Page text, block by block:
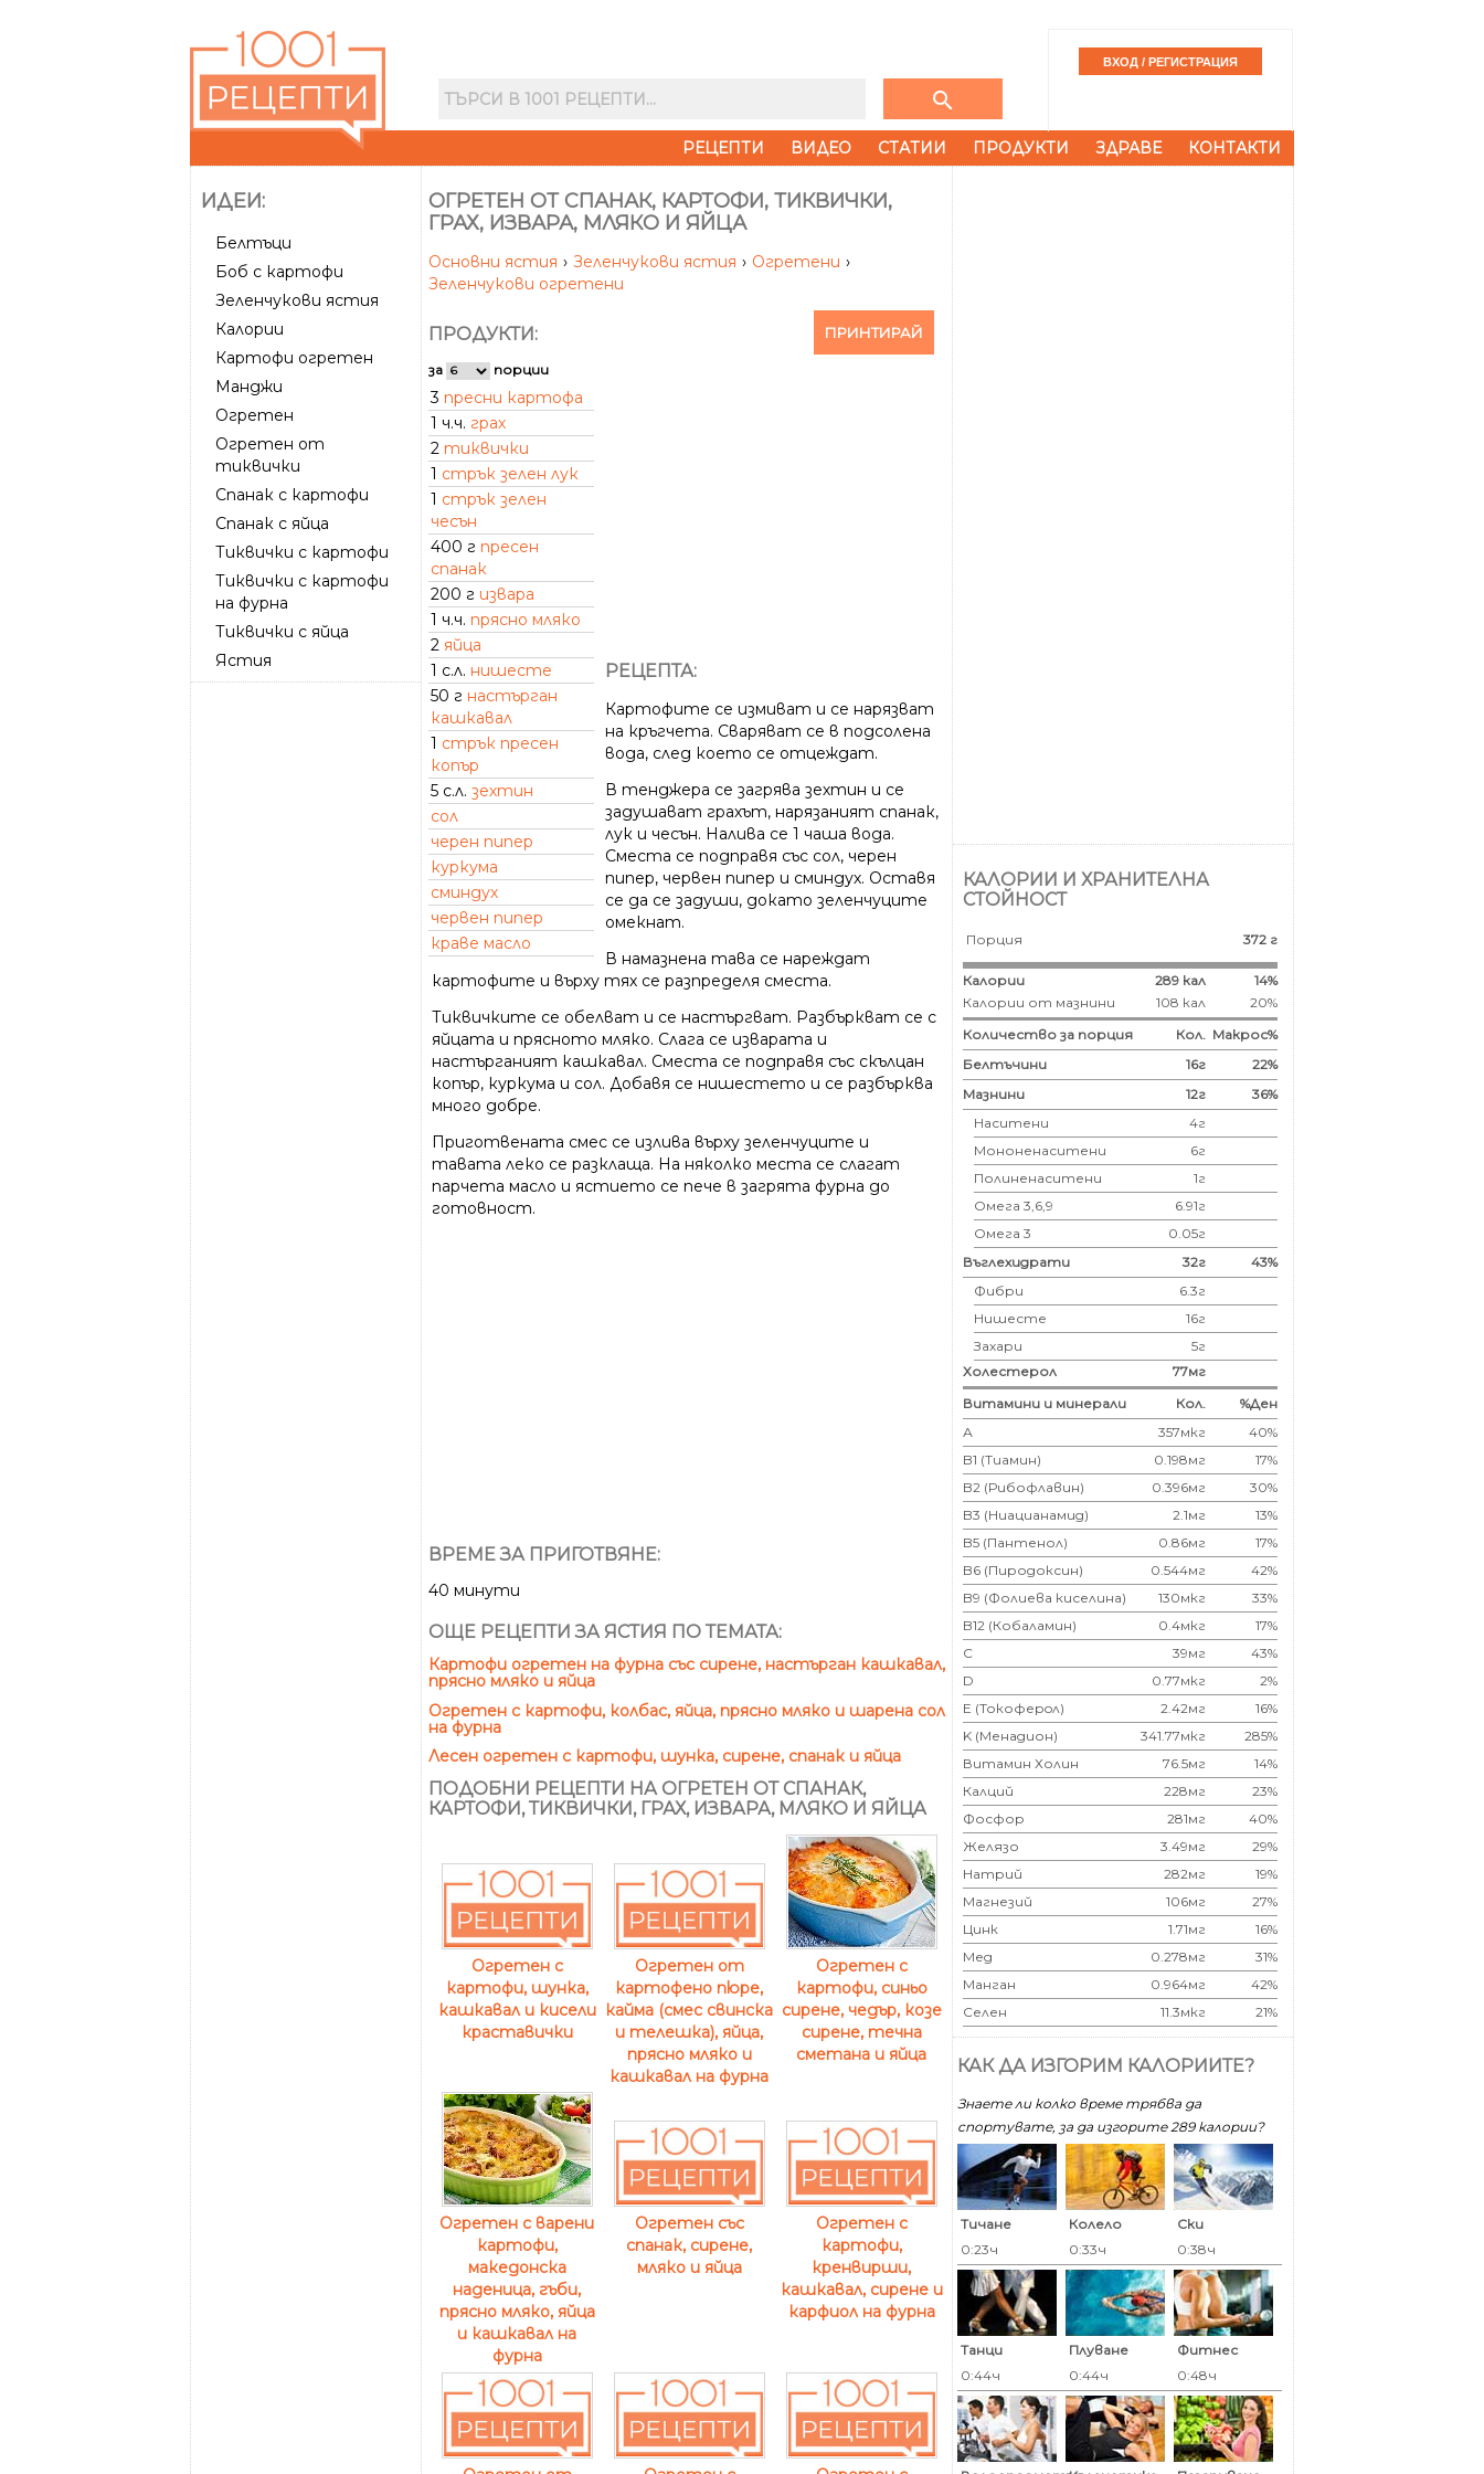
search
РЕЦЕПТИ ВИДЕО СТАТИИ ПРОДУКТИ ЗДРАВЕ КОНТАКТИ
ИДЕИ:
Белтъци
Боб с картофи
Зеленчукови ястия
Калории
Картофи огретен
Манджи
Огретен
Огретен от
тиквички
Спанак с картофи
Спанак с яйца
Тиквички с картофи
Тиквички с картофи
на фурна
Тиквички с яйца
Ястия
ОГРЕТЕН ОТ СПАНАК, КАРТОФИ, ТИКВИЧКИ,
ГРАХ, ИЗВАРА, МЛЯКО И ЯЙЦА
Основни ястия › Зеленчукови ястия › Огретени ›
Зеленчукови огретени
ПРИНТИРАЙ
ПРОДУКТИ:
за порции
3 пресни картофа
1 ч.ч. грах
2 тиквички
1 стрък зелен лук
1 стрък зелен
чесън
400 г пресен
спанак
200 г извара
1 ч.ч. прясно мляко
2 яйца
1 с.л. нишесте
50 г настърган
кашкавал
1 стрък пресен
копър
5 с.л. зехтин
сол
черен пипер
куркума
сминдух
червен пипер
краве масло
РЕЦЕПТА:
Картофите се измиват и се нарязват
на кръгчета. Сваряват се в подсолена
вода, след което се отцеждат.
В тенджера се загрява зехтин и се
задушават грахът, нарязаният спанак,
лук и чесън. Налива се 1 чаша вода.
Сместа се подправя със сол, черен
пипер, червен пипер и сминдух. Оставя
се да се задуши, докато зеленчуците
омекнат.
В намазнена тава се нареждат
картофите и върху тях се разпределя сместа.
Тиквичките се обелват и се настъргват. Разбъркват се с
яйцата и прясното мляко. Слага се изварата и
настърганият кашкавал. Сместа се подправя със скълцан
копър, куркума и сол. Добавя се нишестето и се разбърква
много добре.
Приготвената смес се излива върху зеленчуците и
тавата леко се разклаща. На няколко места се слагат
парчета масло и ястието се пече в загрята фурна до
готовност.
ВРЕМЕ ЗА ПРИГОТВЯНЕ:
40 минути
ОЩЕ РЕЦЕПТИ ЗА ЯСТИЯ ПО ТЕМАТА:
Картофи огретен на фурна със сирене, настърган кашкавал,
прясно мляко и яйца
Огретен с картофи, колбас, яйца, прясно мляко и шарена сол
на фурна
Лесен огретен с картофи, шунка, сирене, спанак и яйца
ПОДОБНИ РЕЦЕПТИ НА ОГРЕТЕН ОТ СПАНАК,
КАРТОФИ, ТИКВИЧКИ, ГРАХ, ИЗВАРА, МЛЯКО И ЯЙЦА
Огретен с
картофи, шунка,
кашкавал и кисели
краставички
Огретен от
картофено пюре,
кайма (смес свинска
и телешка), яйца,
прясно мляко и
кашкавал на фурна
Огретен с
картофи, синьо
сирене, чедър, козе
сирене, течна
сметана и яйца
Огретен с варени
картофи,
македонска
наденица, гъби,
прясно мляко, яйца
и кашкавал на
фурна
Огретен със
спанак, сирене,
мляко и яйца
Огретен с
картофи,
кренвирши,
кашкавал, сирене и
карфиол на фурна
КАЛОРИИ И ХРАНИТЕЛНА
СТОЙНОСТ
Порция 372 г
Калории 289 кал
14%
Калории от мазнини
108 кал
20%
Количество за порция
Кол. Макрос%
Белтъчини
16г
22%
Мазнини
12г
36%
Наситени
4г
Мононенаситени
6г
Полиненаситени
1г
Омега 3,6,9
6.91г
Омега 3
0.05г
Въглехидрати
32г
43%
Фибри
6.3г
Нишесте
16г
Захари
5г
Холестерол
77мг
Витамини и минерали
Кол.
%Ден
А
357мкг
40%
B1 (Тиамин)
0.198мг
17%
B2 (Рибофлавин)
0.396мг
30%
B3 (Ниацианамид)
2.1мг
13%
B5 (Пантенол)
0.86мг
17%
B6 (Пиродоксин)
0.544мг
42%
B9 (Фолиева киселина)
130мкг
33%
B12 (Кобаламин)
0.4мкг
17%
C
39мг
43%
D
0.77мкг
2%
E (Токоферoл)
2.42мг
16%
K (Менадион)
341.77мкг
285%
Витамин Холин
76.5мг
14%
Калций
228мг
23%
Фосфор
281мг
40%
Желязо
3.49мг
29%
Натрий
282мг
19%
Магнезий
106мг
27%
Цинк
1.71мг
16%
Мед
0.278мг
31%
Манган
0.964мг
42%
Селен
11.3мкг 21%
КАК ДА ИЗГОРИМ КАЛОРИИТЕ?
Знаете ли колко време трябва да
спортувате, за да изгорите 289 калoрии?
Тичане
0:23ч
Колело
0:33ч
Ски
0:38ч
Танци
0:44ч
Плуване
0:44ч
Фитнес
0:48ч